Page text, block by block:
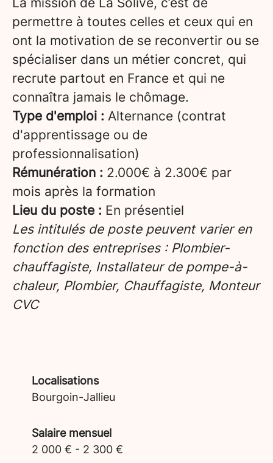
permettre à toutes celles et ceux qui en
ont la motivation de se reconvertir ou se
spécialiser dans un métier concret, qui
recrute partout en France et qui ne
connaîtra jamais le chômage.
Type d'emploi : Alternance (contrat
d'apprentissage ou de
professionnalisation)
Rémunération : 2.000€ à 2.300€ par
mois après la formation
Lieu du poste : En présentiel
Les intitulés de poste peuvent varier en
fonction des entreprises : Plombier-
chauffagiste, Installateur de pompe-à-
chaleur, Plombier, Chauffagiste, Monteur
CVC
Localisations
Bourgoin-Jallieu
Salaire mensuel
2 000 € - 2 300 €